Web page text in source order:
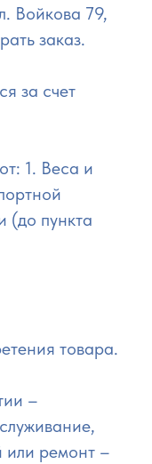
Войкова 79,
заказ.
за счет
1. Веса и
(до пункта
товара.
–
или ремонт –